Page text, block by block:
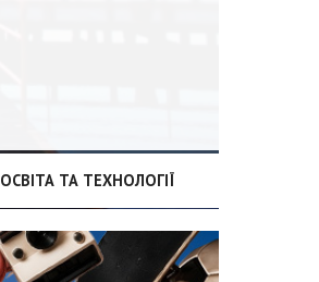
ОСВІТА ТА ТЕХНОЛОГІЇ